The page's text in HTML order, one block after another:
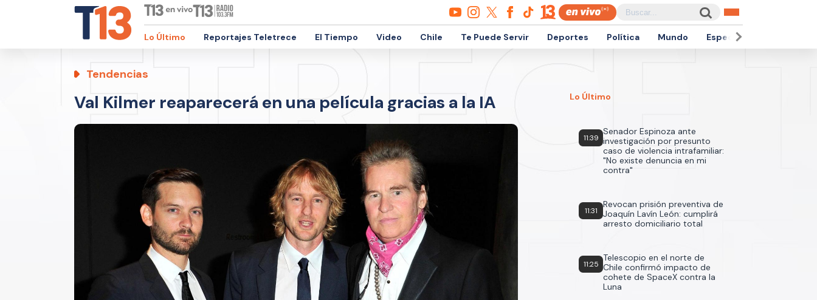
Lo Último Reportajes Teletrece El Tiempo Video Chile Te Puede Servir Deportes Política Mundo Espectáculos
Tendencias
Val Kilmer reaparecerá en una película gracias a la IA Lo Último
11:39
Senador Espinoza ante
investigación por presunto
caso de violencia intrafamiliar:
"No existe denuncia en mi
contra"
11:31
Revocan prisión preventiva de
Joaquín Lavín León: cumplirá
arresto domiciliario total
11:25
Telescopio en el norte de
Chile confirmó impacto de
cohete de SpaceX contra la
Luna